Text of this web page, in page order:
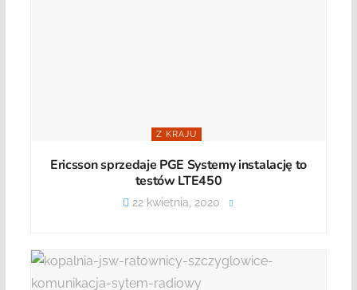
Z KRAJU
Ericsson sprzedaje PGE Systemy instalację to
testów LTE450
22 kwietnia, 2020